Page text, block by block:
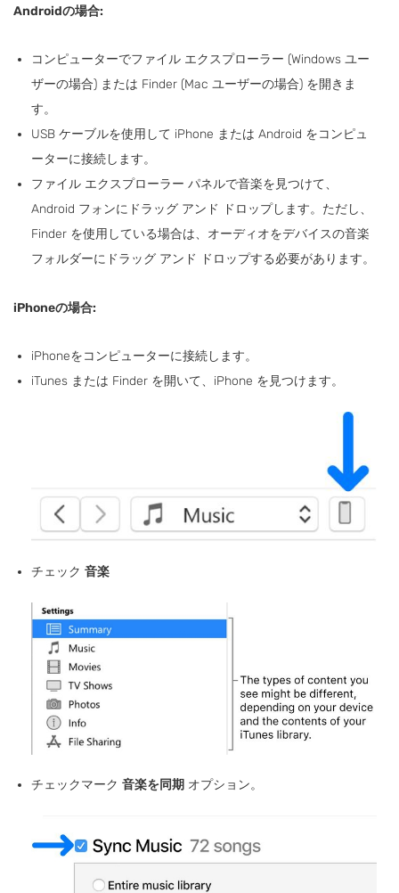
Androidの場合:
コンピューターでファイル エクスプローラー (Windows ユー
ザーの場合) または Finder (Mac ユーザーの場合) を開きま
す。
USB ケーブルを使用して iPhone または Android をコンピュ
ーターに接続します。
ファイル エクスプローラー パネルで音楽を見つけて、
Android フォンにドラッグ アンド ドロップします。ただし、
Finder を使用している場合は、オーディオをデバイスの音楽
フォルダーにドラッグ アンド ドロップする必要があります。
iPhoneの場合:
iPhoneをコンピューターに接続します。
iTunes または Finder を開いて、iPhone を見つけます。
チェック 音楽
チェックマーク 音楽を同期 オプション。